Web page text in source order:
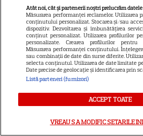
VEDETE STRĂINE
Halit Ergenç
afaceri la
„Suleyman
deschis o
turcești
SERIALE TURCEŞTI
Demet
Atât noi, cât și partenerii noștri prelucrăm
Măsurarea performanței reclamelor. Utilizarea
conținutului personalizat. Stocarea și/sau
dispozitiv. Dezvoltarea și îmbunătățirea
conținut personalizat. Utilizarea profilurilor
personalizate. Crearea profilurilor pentru
Măsurarea performanței conținutului.
sau combinații de date din surse diferite.
selecta conținutul. Utilizarea de date limitate
Date precise de geolocație și identificarea prin
Listă parteneri (furnizori)
ACCEPT TOATE
VREAU SA MODIFIC SETARILE